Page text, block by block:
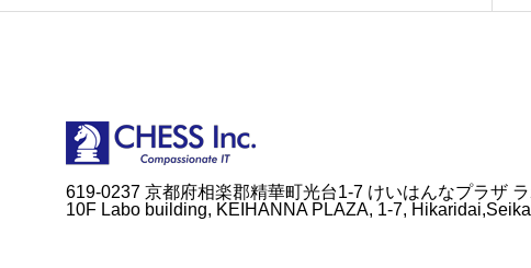
619-0237 京都府相楽郡精華町光台1-7 けいはんなプラザ
10F Labo building, KEIHANNA PLAZA, 1-7,